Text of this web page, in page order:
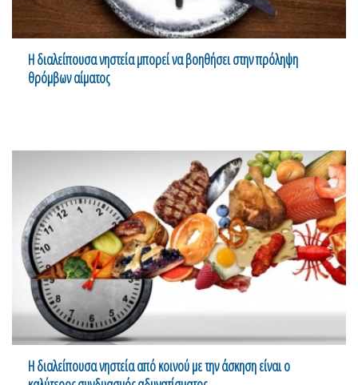
Η διαλείπουσα νηστεία μπορεί να βοηθήσει στην πρόληψη
θρόμβων αίματος
Η διαλείπουσα νηστεία από κοινού με την άσκηση είναι ο